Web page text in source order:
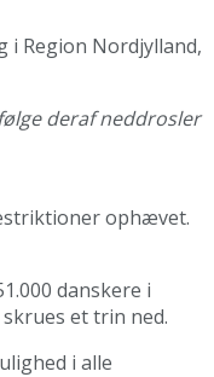
i Region Nordjylland,
deraf neddrosler
ophævet.
danskere i
et trin ned.
i alle